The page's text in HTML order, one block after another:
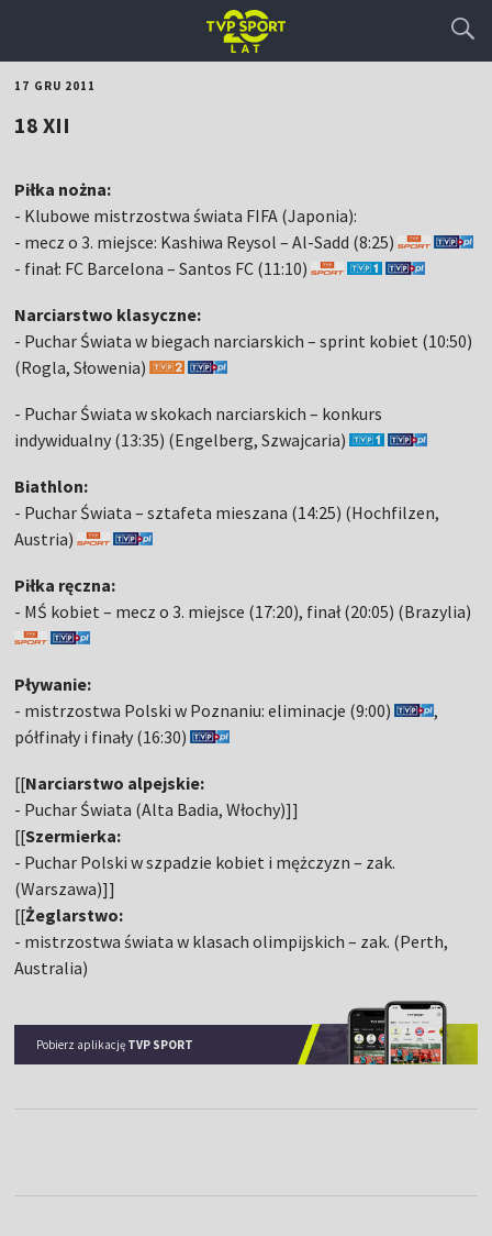
17 GRU 2011
18 XII
Piłka nożna:
- Klubowe mistrzostwa świata FIFA (Japonia):
- mecz o 3. miejsce: Kashiwa Reysol – Al-Sadd (8:25)
- finał: FC Barcelona – Santos FC (11:10)
Narciarstwo klasyczne:
- Puchar Świata w biegach narciarskich – sprint kobiet (10:50)
(Rogla, Słowenia)
- Puchar Świata w skokach narciarskich – konkurs
indywidualny (13:35) (Engelberg, Szwajcaria)
Biathlon:
- Puchar Świata – sztafeta mieszana (14:25) (Hochfilzen,
Austria)
Piłka ręczna:
- MŚ kobiet – mecz o 3. miejsce (17:20), finał (20:05) (Brazylia)
Pływanie:
- mistrzostwa Polski w Poznaniu: eliminacje (9:00)
,
półfinały i finały (16:30)
[[Narciarstwo alpejskie:
- Puchar Świata (Alta Badia, Włochy)]]
[[Szermierka:
- Puchar Polski w szpadzie kobiet i mężczyzn – zak.
(Warszawa)]]
[[Żeglarstwo:
- mistrzostwa świata w klasach olimpijskich – zak. (Perth,
Australia)
Pobierz aplikację TVP SPORT